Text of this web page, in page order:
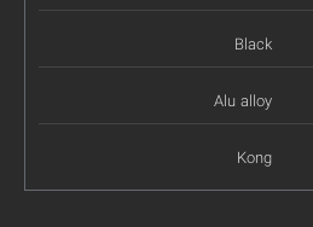
Black
Alu alloy
Kong